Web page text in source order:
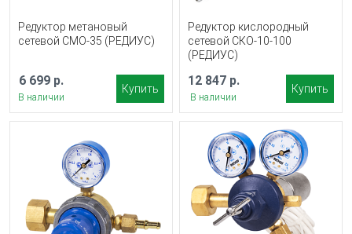
Редуктор метановый
сетевой СМО-35 (РЕДИУС)
6 699 р.
В наличии
Купить
Редуктор кислородный
сетевой СКО-10-100
(РЕДИУС)
12 847 р.
В наличии
Купить